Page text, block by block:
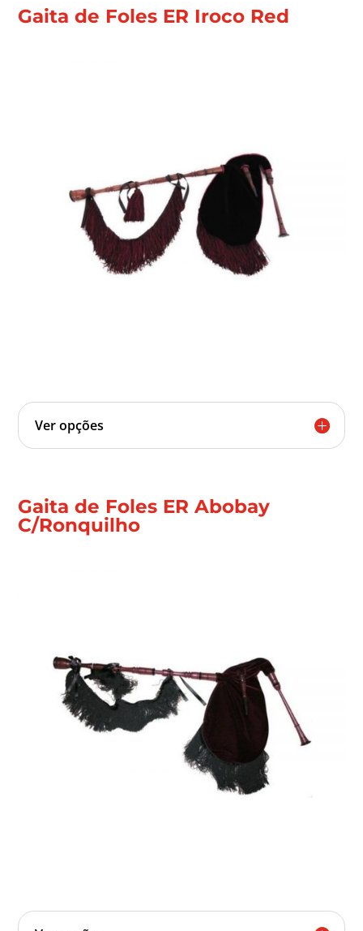
Gaita de Foles ER Iroco Red
Ver opções
Gaita de Foles ER Abobay
C/Ronquilho